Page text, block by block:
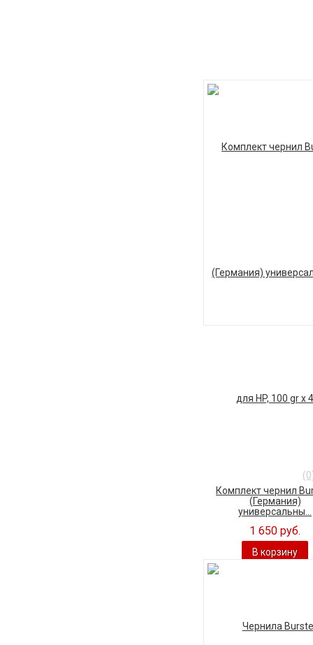
Комплект чернил
(Германия)
универсальны...
1 650 руб.
В корзину